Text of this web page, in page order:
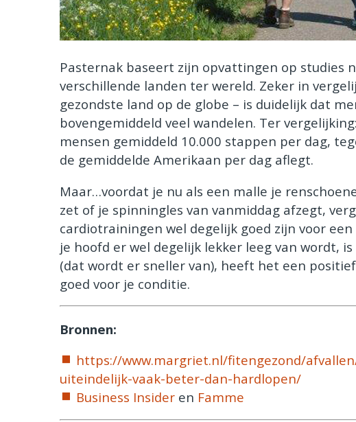
Pasternak baseert zijn opvattingen op studies
verschillende landen ter wereld. Zeker in
gezondste land op de globe – is duidelijk dat
bovengemiddeld veel wandelen. Ter
mensen gemiddeld 10.000 stappen per dag,
de gemiddelde Amerikaan per dag aflegt.
Maar…voordat je nu als een malle je
zet of je spinningles van vanmiddag afzegt,
cardiotrainingen wel degelijk goed zijn voor
je hoofd er wel degelijk lekker leeg van wordt,
(dat wordt er sneller van), heeft het een
goed voor je conditie.
Bronnen:
https://www.margriet.nl/fitengezond/
uiteindelijk-vaak-beter-dan-hardlopen/
Business Insider en Famme